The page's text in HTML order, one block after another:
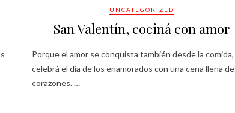
UNCATEGORIZED
San Valentín, cociná con amor
Porque el amor se conquista también desde la comida,
celebrá el día de los enamorados con una cena llena de
corazones. …